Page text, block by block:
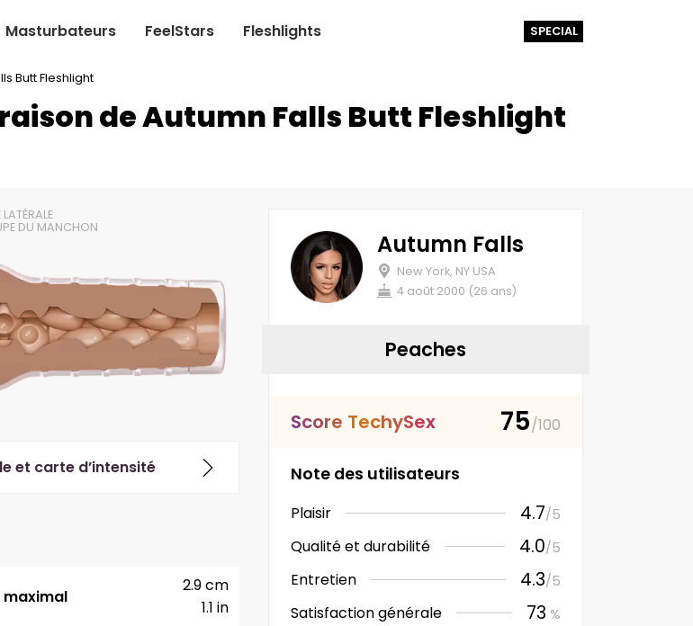
Masturbateurs FeelStars Fleshlights SPECIAL
Butt Fleshlight
de Autumn Falls Butt Fleshlight
DU MANCHON
et carte d’intensité
1.1 in
2.9 cm
Autumn Falls
New York, NY USA
4 août 2000 (26 ans)
Peaches
Score TechySex 75/100
Note des utilisateurs
Plaisir 4.7/5
Qualité et durabilité 4.0/5
Entretien 4.3/5
Satisfaction générale 73 %